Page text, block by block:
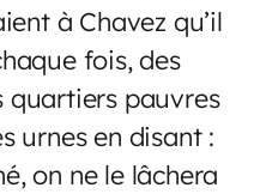
à Chavez qu’il
fois, des
quartiers pauvres
urnes en disant :
on ne le lâchera